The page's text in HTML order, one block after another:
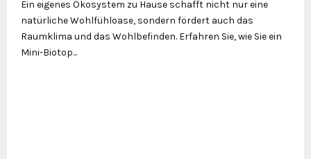
Ein eigenes Ökosystem zu Hause schafft nicht nur eine
natürliche Wohlfühloase, sondern fördert auch das
Raumklima und das Wohlbefinden. Erfahren Sie, wie Sie ein
Mini-Biotop...